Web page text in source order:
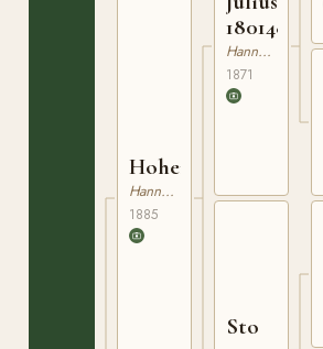
Hohenzollern
Hannoveranare
1885
180148671
Hannoveranare
1871
Sto